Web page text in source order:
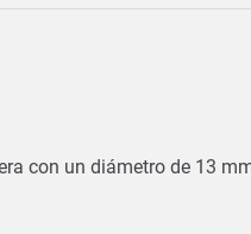
con un diámetro de 13